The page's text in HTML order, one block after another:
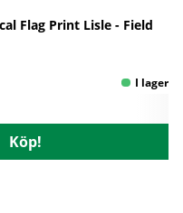
Flag Print Lisle - Field
Köp!